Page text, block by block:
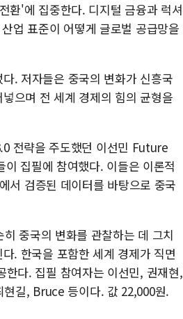
환'에 집중한다. 디지털 금융과 럭셔
업 표준이 어떻게 글로벌 공급망을
. 저자들은 중국의 변화가 신흥국
으며 전 세계 경제의 힘의 균형을
전략을 주도했던 이선민 Future
집필에 참여했다. 이들은 이론적
서 검증된 데이터를 바탕으로 중국
중국의 변화를 관찰하는 데 그치
. 한국을 포함한 세계 경제가 직면
다. 집필 참여자는 이선민, 권재현,
길, Bruce 등이다. 값 22,000원.